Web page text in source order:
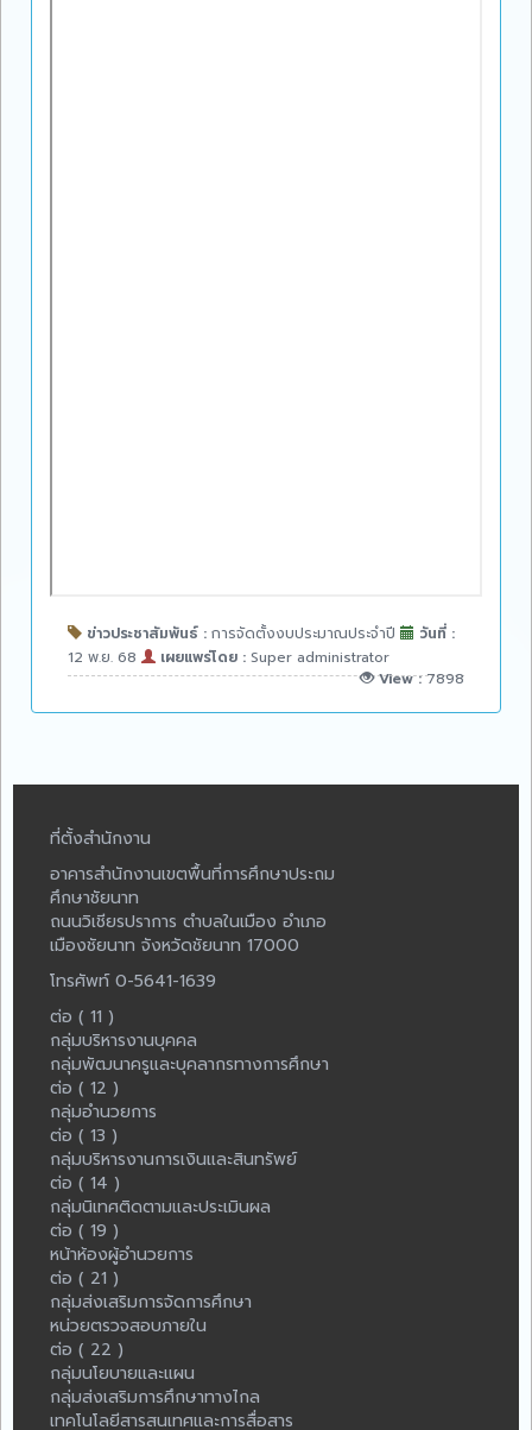
ข่าวประชาสัมพันธ์ : การจัดตั้งงบประมาณประจำปี
วันที่ :
12 พ.ย. 68
เผยแพร่โดย : Super administrator
View :7898
ที่ตั้งสำนักงาน
อาคารสำนักงานเขตพื้นที่การศึกษาประถม
ศึกษาชัยนาท
ถนนวิเชียรปราการ ตำบลในเมือง อำเภอ
เมืองชัยนาท จังหวัดชัยนาท 17000
โทรศัพท์ 0-5641-1639
ต่อ ( 11 )
กลุ่มบริหารงานบุคคล
กลุ่มพัฒนาครูและบุคลากรทางการศึกษา
ต่อ ( 12 )
กลุ่มอำนวยการ
ต่อ ( 13 )
กลุ่มบริหารงานการเงินและสินทรัพย์
ต่อ ( 14 )
กลุ่มนิเทศติดตามและประเมินผล
ต่อ ( 19 )
หน้าห้องผู้อำนวยการ
ต่อ ( 21 )
กลุ่มส่งเสริมการจัดการศึกษา
หน่วยตรวจสอบภายใน
ต่อ ( 22 )
กลุ่มนโยบายและแผน
กลุ่มส่งเสริมการศึกษาทางไกล
เทคโนโลยีสารสนเทศและการสื่อสาร